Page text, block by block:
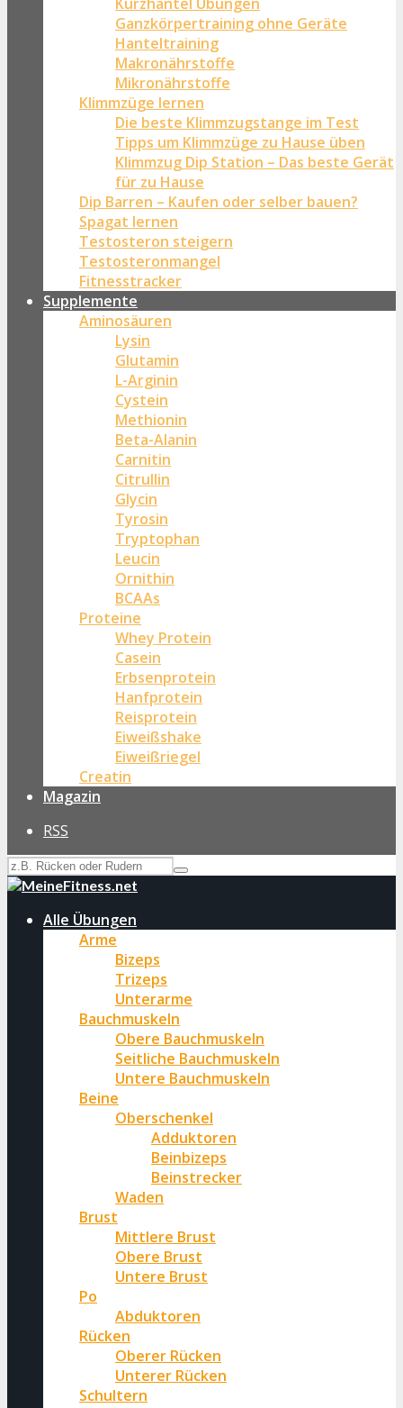
Ganzkörpertraining ohne Geräte
Hanteltraining
Makronährstoffe
Mikronährstoffe
Klimmzüge lernen
Die beste Klimmzugstange im Test
Tipps um Klimmzüge zu Hause üben
Klimmzug Dip Station – Das beste Gerät
für zu Hause
Dip Barren – Kaufen oder selber bauen?
Spagat lernen
Testosteron steigern
Testosteronmangel
Fitnesstracker
Supplemente
Aminosäuren
Lysin
Glutamin
L-Arginin
Cystein
Methionin
Beta-Alanin
Carnitin
Citrullin
Glycin
Tyrosin
Tryptophan
Leucin
Ornithin
BCAAs
Proteine
Whey Protein
Casein
Erbsenprotein
Hanfprotein
Reisprotein
Eiweißshake
Eiweißriegel
Creatin
Magazin
RSS
Alle Übungen
Arme
Bizeps
Trizeps
Unterarme
Bauchmuskeln
Obere Bauchmuskeln
Seitliche Bauchmuskeln
Untere Bauchmuskeln
Beine
Oberschenkel
Adduktoren
Beinbizeps
Beinstrecker
Waden
Brust
Mittlere Brust
Obere Brust
Untere Brust
Po
Abduktoren
Rücken
Oberer Rücken
Unterer Rücken
Schultern